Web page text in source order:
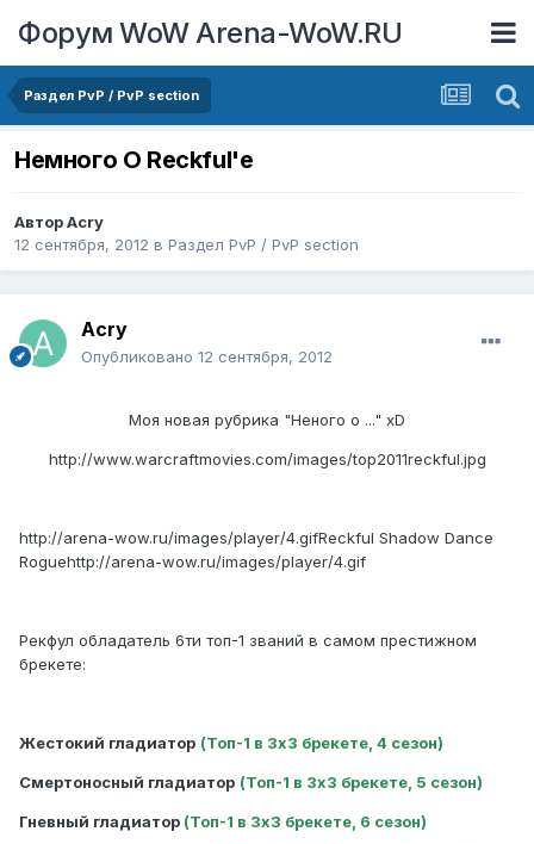
Форум WoW Arena-WoW.RU
Раздел PvP / PvP section
Немного О Reckful'е
АвторAcry
12 сентября, 2012 в Раздел PvP / PvP section
Acry
Опубликовано 12 сентября, 2012
Моя новая рубрика "Неного о ..." xD
http://www.warcraftmovies.com/images/top2011reckful.jpg
http://arena-wow.ru/images/player/4.gifReckful Shadow Dance
Roguehttp://arena-wow.ru/images/player/4.gif
Рекфул обладатель 6ти топ-1 званий в самом престижном
брекете:
Жестокий гладиатор (Топ-1 в 3х3 брекете, 4 сезон)
Смертоносный гладиатор (Топ-1 в 3х3 брекете, 5 сезон)
Гневный гладиатор (Топ-1 в 3х3 брекете, 6 сезон)